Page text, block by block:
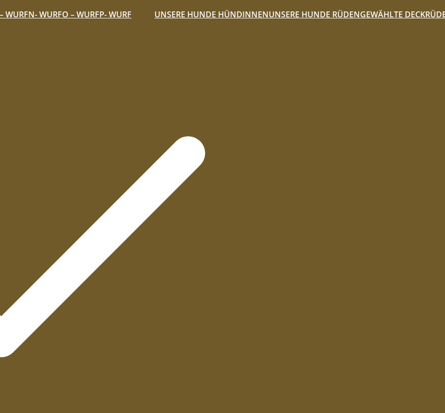
WURFN- WURFO – WURFP- WURF UNSERE HUNDE HÜNDINNENUNSERE HUNDE RÜDENGEWÄHLTE